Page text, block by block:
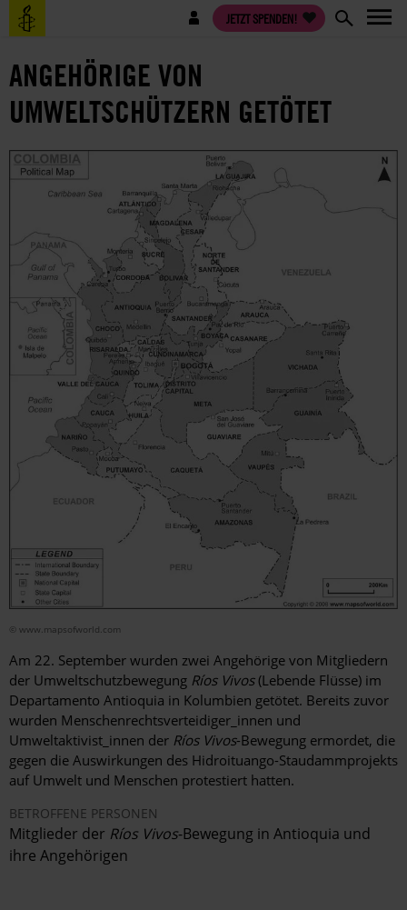
Direkt
zum
Benutzermenü JETZT SPENDEN!
ANGEHÖRIGE VON
UMWELTSCHÜTZERN GETÖTET
© www.mapsofworld.com
Am 22. September wurden zwei Angehörige von Mitgliedern
der Umweltschutzbewegung Ríos Vivos(Lebende Flüsse) im
Departamento Antioquia in Kolumbien getötet. Bereits zuvor
wurden Menschenrechtsverteidiger_innen und
Umweltaktivist_innen der Ríos Vivos-Bewegung ermordet, die
gegen die Auswirkungen des Hidroituango-Staudammprojekts
auf Umwelt und Menschen protestiert hatten.
BETROFFENE PERSONEN
Mitglieder der Ríos Vivos-Bewegung in Antioquia und
ihre Angehörigen